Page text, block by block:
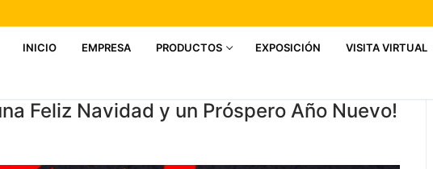
INICIO EMPRESA PRODUCTOS EXPOSICIÓN VISITA VIRTUAL
Feliz Navidad y un Próspero Año Nuevo!